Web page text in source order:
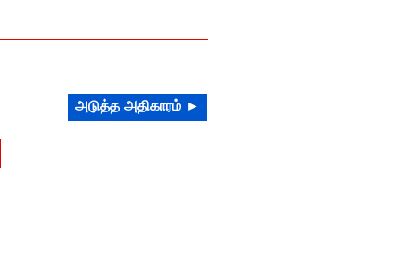
அடுத்த அதிகாரம் ►